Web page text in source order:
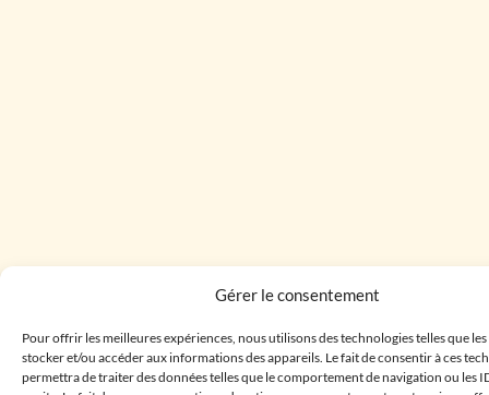
Gérer le consentement
Pour offrir les meilleures expériences, nous utilisons des technologies telles que
stocker et/ou accéder aux informations des appareils. Le fait de consentir à ces
permettra de traiter des données telles que le comportement de navigation ou les